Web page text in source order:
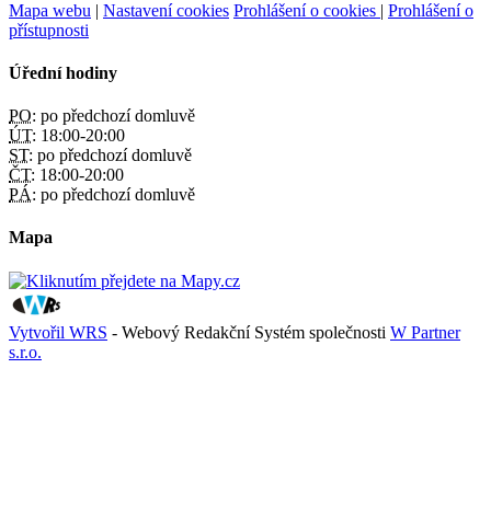
Mapa webu | Nastavení cookies Prohlášení o cookies | Prohlášení o
přístupnosti
Úřední hodiny
PO: po předchozí domluvě
ÚT: 18:00-20:00
ST: po předchozí domluvě
ČT: 18:00-20:00
PÁ: po předchozí domluvě
Mapa
Vytvořil WRS - Webový Redakční Systém společnosti W Partner
s.r.o.